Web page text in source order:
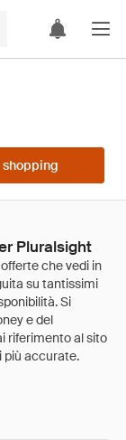
shopping
Pluralsight